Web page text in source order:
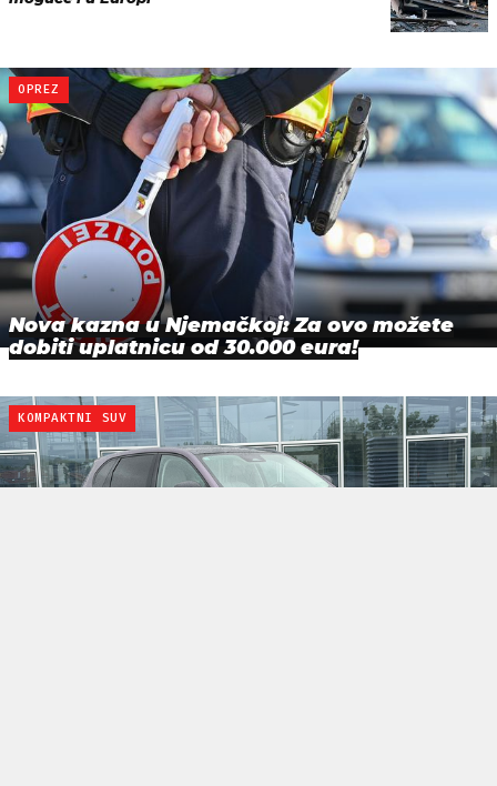
OPREZ
Nova kazna u Njemačkoj: Za ovo možete
dobiti uplatnicu od 30.000 eura!
KOMPAKTNI SUV